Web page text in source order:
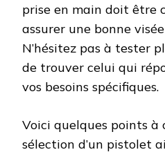
prise en main doit être
assurer une bonne
N’hésitez pas à tester
de trouver celui qui
vos besoins spécifiques.
Voici quelques points à
sélection d’un pistolet